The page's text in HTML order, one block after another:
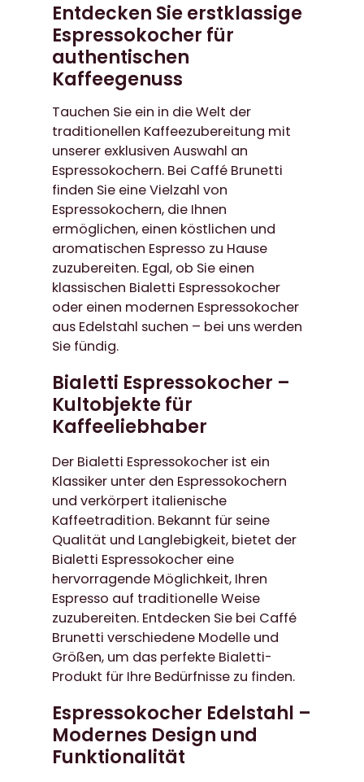
Entdecken Sie erstklassige
Espressokocher für
authentischen
Kaffeegenuss
Tauchen Sie ein in die Welt der
traditionellen Kaffeezubereitung mit
unserer exklusiven Auswahl an
Espressokochern. Bei Caffé Brunetti
finden Sie eine Vielzahl von
Espressokochern, die Ihnen
ermöglichen, einen köstlichen und
aromatischen Espresso zu Hause
zuzubereiten. Egal, ob Sie einen
klassischen Bialetti Espressokocher
oder einen modernen Espressokocher
aus Edelstahl suchen – bei uns werden
Sie fündig.
Bialetti Espressokocher –
Kultobjekte für
Kaffeeliebhaber
Der Bialetti Espressokocher ist ein
Klassiker unter den Espressokochern
und verkörpert italienische
Kaffeetradition. Bekannt für seine
Qualität und Langlebigkeit, bietet der
Bialetti Espressokocher eine
hervorragende Möglichkeit, Ihren
Espresso auf traditionelle Weise
zuzubereiten. Entdecken Sie bei Caffé
Brunetti verschiedene Modelle und
Größen, um das perfekte Bialetti-
Produkt für Ihre Bedürfnisse zu finden.
Espressokocher Edelstahl –
Modernes Design und
Funktionalität